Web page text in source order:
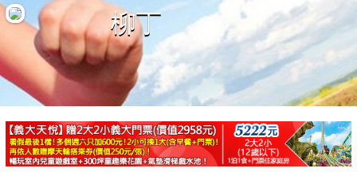
最新留言
商家合作
推薦景點
討論區
柳丁